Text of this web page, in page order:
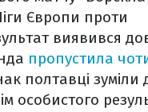
Європи проти
виявився
пропустила
полтавці зуміли
особистого